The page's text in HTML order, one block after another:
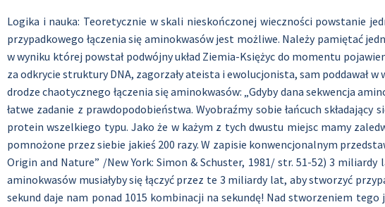
Logika i nauka: Teoretycznie w skali nieskończonej wieczności powstanie
przypadkowego łączenia się aminokwasów jest możliwe. Należy pamiętać
w wyniku której powstał podwójny układ Ziemia-Księżyc do momentu
za odkrycie struktury DNA, zagorzały ateista i ewolucjonista, sam
drodze chaotycznego łączenia się aminokwasów: „Gdyby dana sekwencja
łatwe zadanie z prawdopodobieństwa. Wyobraźmy sobie łańcuch
protein wszelkiego typu. Jako że w każym z tych dwustu miejsc mamy
pomnożone przez siebie jakieś 200 razy. W zapisie konwencjonalnym
Origin and Nature” /New York: Simon & Schuster, 1981/ str. 51-52) 3
aminokwasów musiałyby się łączyć przez te 3 miliardy lat, aby stworzyć
sekund daje nam ponad 1015 kombinacji na sekundę! Nad stworzeniem tego